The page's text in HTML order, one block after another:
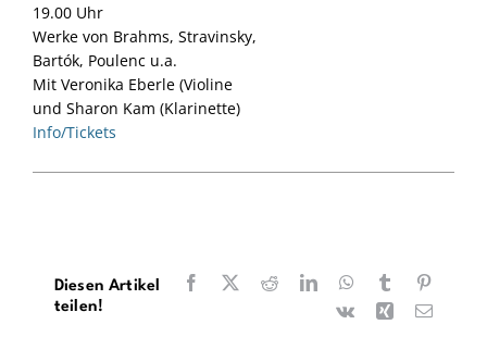
19.00 Uhr
Werke von Brahms, Stravinsky,
Bartók, Poulenc u.a.
Mit Veronika Eberle (Violine
und Sharon Kam (Klarinette)
Info/Tickets
Diesen Artikel
teilen!
Facebook RedditLinkedInWhatsApp
Tumblr
Vk
Xing E-